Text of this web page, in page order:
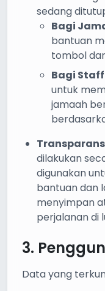
sedang
Bagi
bantuan
tombol
Bagi Staff
untuk
jamaah
dilakukan
digunakan
bantuan dan
menyimpan
perjalanan di
3.
Data yang